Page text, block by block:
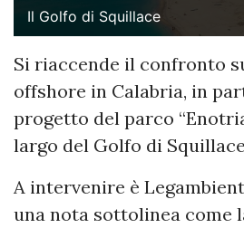
Il Golfo di Squillace
Si riaccende il confronto
offshore in Calabria, in
progetto del parco
largo del Golfo di
A intervenire è
una nota sottolinea come